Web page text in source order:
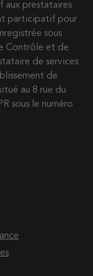
aux prestataires
participatif pour
sous
Contrôle et de
de services
de
au 8 rue du
sous le numéro